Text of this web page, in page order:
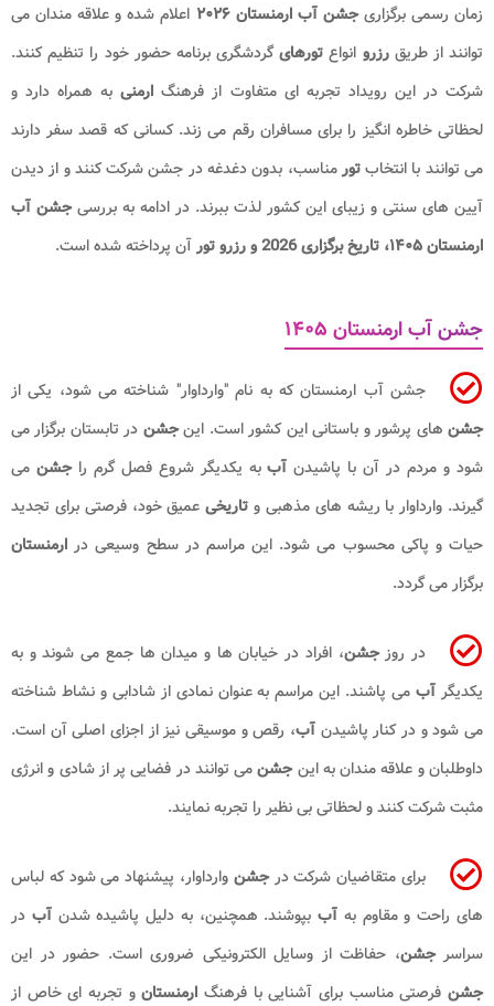
زمان رسمی برگزاریجشن آب ارمنستان ۲۰۲۶
اعلام شده و علاقه مندان می
توانند از طریقرزرو انواع تورهایگردشگری برنامه حضور خود را تنظیم کنند.
شرکت در این رویداد تجربه ای متفاوت از فرهنگ ارمنی به همراه دارد و
لحظاتی خاطره انگیز را برای مسافران رقم می زند. کسانی که قصد سفر دارند
می توانند با انتخابتورمناسب، بدون دغدغه در جشن شرکت کنند و از دیدن
آیین های سنتی و زیبای این کشور لذت ببرند. در ادامه به بررسیجشن آب
ارمنستان ۱۴۰۵، تاریخ برگزاری 2026 و رزرو تور
آن پرداخته شده است.
جشن آب ارمنستان ۱۴۰۵
جشن آب ارمنستان که به نام "وارداوار" شناخته می شود، یکی از
جشنهای پرشور و باستانی این کشور است. اینجشن در تابستان برگزار می
شود و مردم در آن با پاشیدن آببه یکدیگر شروع فصل گرم راجشن می
گیرند. وارداوار با ریشه های مذهبی و تاریخیعمیق خود، فرصتی برای تجدید
حیات و پاکی محسوب می شود. این مراسم در سطح وسیعی در ارمنستان
برگزار می گردد.
در روزجشن، افراد در خیابان ها و میدان ها جمع می شوند و به
یکدیگر آب می پاشند. این مراسم به عنوان نمادی از شادابی و نشاط شناخته
می شود و در کنار پاشیدن آب، رقص و موسیقی نیز از اجزای اصلی آن است.
داوطلبان و علاقه مندان به اینجشنمی توانند در فضایی پر از شادی و انرژی
مثبت شرکت کنند و لحظاتی بی نظیر را تجربه نمایند.
برای متقاضیان شرکت درجشن وارداوار، پیشنهاد می شود که لباس
های راحت و مقاوم به آب بپوشند. همچنین، به دلیل پاشیده شدنآب در
سراسرجشن، حفاظت از وسایل الکترونیکی ضروری است. حضور در این
جشن فرصتی مناسب برای آشنایی با فرهنگ ارمنستانو تجربه ای خاص از